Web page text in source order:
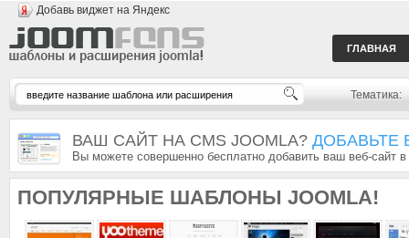
Добавь виджет на Яндекс
ГЛАВНАЯ
Тематика:
ВАШ САЙТ НА CMS JOOMLA? ДОБАВЬТЕ
Вы можете совершенно бесплатно добавить ваш веб-сайт
ПОПУЛЯРНЫЕ ШАБЛОНЫ JOOMLA!